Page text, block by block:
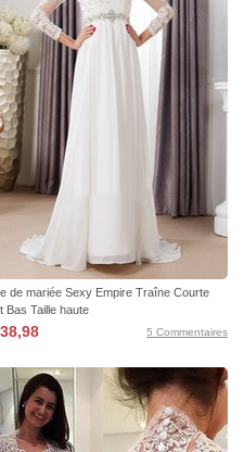
de mariée Sexy Empire Traîne Courte
Bas Taille haute
5 Commentaires